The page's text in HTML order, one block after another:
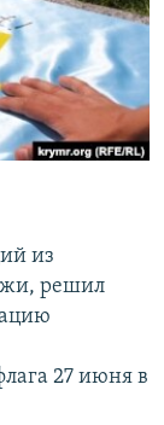
из
решил
27 июня в